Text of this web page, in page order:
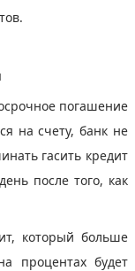
погашение
на счету, банк не
гасить кредит
после того, как
который больше
процентах будет